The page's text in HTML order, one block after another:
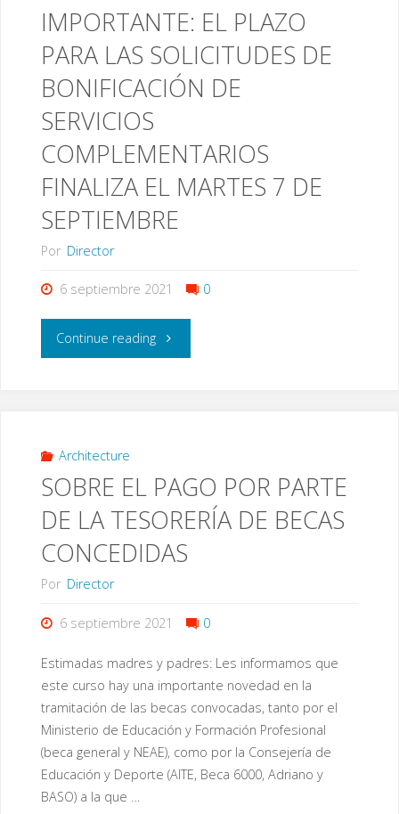
(
BAJADA
A
15:45
h.
COLEGIO
Y
EN
ING.
ALFONSO
IMPORTANTE: EL PLAZO
PARA LAS SOLICITUDES DE
BONIFICACIÓN DE
SERVICIOS
COMPLEMENTARIOS
FINALIZA EL MARTES 7 DE
SEPTIEMBRE
Por Director
6 septiembre 2021 0
Continue reading"IMPORTANTE:
LAS
SOLICITUDES
DE
SERVICIOS
FINALIZA
Architecture
SOBRE EL PAGO POR PARTE
DE LA TESORERÍA DE BECAS
CONCEDIDAS
Por Director
6 septiembre 2021 0
Estimadas madres y padres: Les informamos que
este curso hay una importante novedad en la
tramitación de las becas convocadas, tanto por el
Ministerio de Educación y Formación Profesional
(beca general y NEAE), como por la Consejería de
Educación y Deporte (AITE, Beca 6000, Adriano y
BASO) a la que …